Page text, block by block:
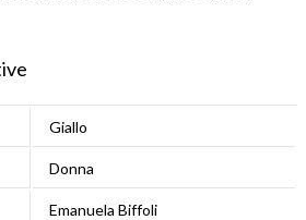
Giallo
Donna
Emanuela Biffoli